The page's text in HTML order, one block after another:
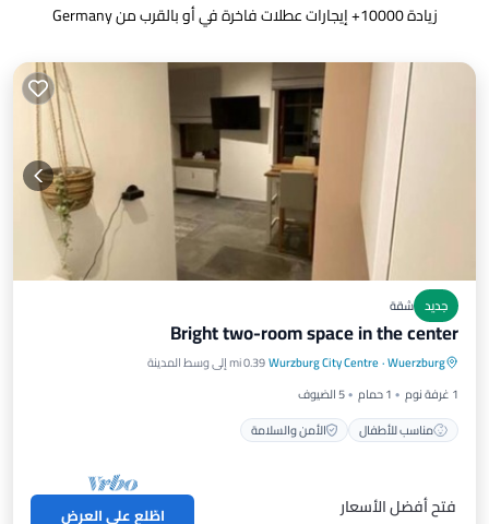
زيادة10000+ إيجارات عطلات فاخرة في أو بالقرب من Germany
جديد شقة
Bright two-room space in the center
Wuerzburg
·
Wurzburg City Centre0.39 mi إلى وسط المدينة
1 غرفة نوم
1 حمام
5 الضيوف
مناسب للأطفال
الأمن والسلامة
مناسب للأطفال الأمن والسلامة
فتح أفضل الأسعار اطّلع على العرض